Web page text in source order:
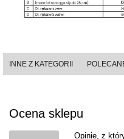
INNE Z KATEGORII
Ocena sklepu
Opinie, z